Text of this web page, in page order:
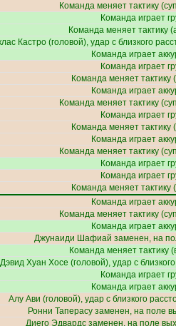
Команда меняет тактику
Команда играет
Команда меняет тактику
Кастро (головой), удар с близкого
Команда играет
Команда играет
Команда меняет тактику
Команда играет
Команда меняет тактику
Команда играет
Команда меняет тактику
Команда играет
Команда меняет тактику
Команда играет
Команда играет
Команда меняет тактику
Команда играет
Команда меняет тактику
Команда играет
Джунаиди Шафиай заменен, на
Команда меняет тактику
Хуан Хосе (головой), удар с
Команда играет
Команда играет
Алу Ави (головой), удар с близкого
Ронни Таперасу заменен, на поле
Диего Эдвардс заменен, на поле